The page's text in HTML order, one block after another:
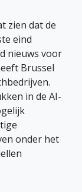
zien dat de
eind
nieuws voor
Brussel
in de AI-
onder het